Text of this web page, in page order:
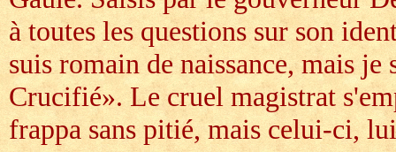
à toutes les questions sur son
suis romain de naissance, mais je
Crucifié». Le cruel magistrat
frappa sans pitié, mais celui-ci,